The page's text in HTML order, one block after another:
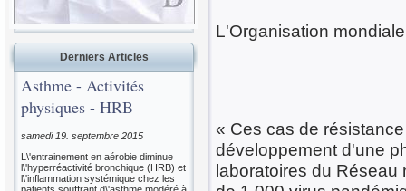
Derniers Articles
Asthme - Activités
physiques - HRB
samedi 19. septembre 2015
L\'entrainement en aérobie diminue
l\'hyperréactivité bronchique (HRB) et
l\'inflammation systémique chez les
L'Organisation
« Ces cas de
développement d'une
laboratoires du Réseau